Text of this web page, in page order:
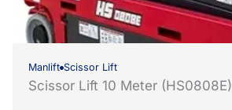
Manlift Scissor Lift
Scissor Lift 10 Meter (HS0808E)